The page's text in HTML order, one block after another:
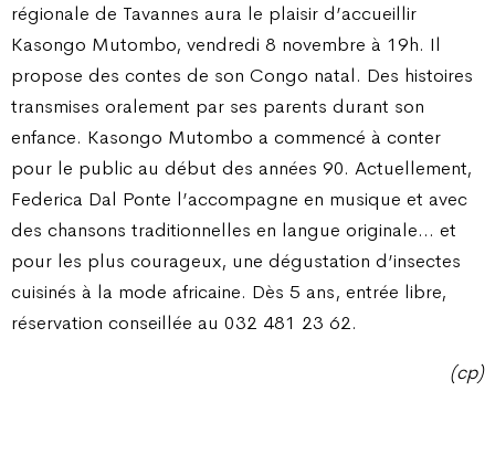
régionale de Tavannes aura le plaisir d’accueillir
Kasongo Mutombo, vendredi 8 novembre à 19h. Il
propose des contes de son Congo natal. Des histoires
transmises oralement par ses parents durant son
enfance. Kasongo Mutombo a commencé à conter
pour le public au début des années 90. Actuellement,
Federica Dal Ponte l’accompagne en musique et avec
des chansons traditionnelles en langue originale… et
pour les plus courageux, une dégustation d’insectes
cuisinés à la mode africaine. Dès 5 ans, entrée libre,
réservation conseillée au 032 481 23 62.
(cp)